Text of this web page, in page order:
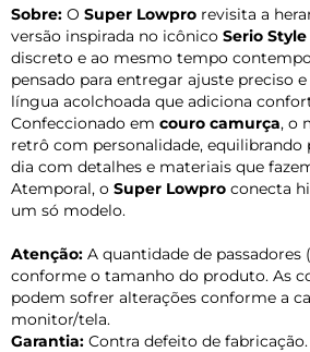
Sobre: O Super Lowpro revisita a
versão inspirada no icônico Serio
discreto e ao mesmo tempo
pensado para entregar ajuste preciso
língua acolchoada que adiciona
Confeccionado em couro camurça, o
retrô com personalidade, equilibrando
dia com detalhes e materiais que
Atemporal, o Super Lowpro conecta
um só modelo.
Atenção: A quantidade de passadores
conforme o tamanho do produto. As
podem sofrer alterações conforme a
monitor/tela.
Garantia: Contra defeito de fabricação.